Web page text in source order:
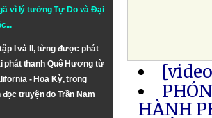
vì lý tưởngTự DovàĐại
...
I và II, từng được phát
phát thanh Quê Hương từ
- Hoa Kỳ, trong
truyện do Trần Nam
HÀNH